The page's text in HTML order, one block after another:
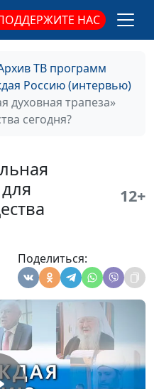
НАС
ТВ программ
Россию (интервью)
духовная трапеза»
сегодня?
12+
Поделиться:
доктор
богословия
лютеранской
Ингрии на
России, ректор
института
Лаптев, епископ
лютеранской
Ингрии на
России, ректор
Церкви Ингрии
Иван Лаптев, епископ
лютеранской
Ингрии на
России, ректор
института
Ингрии